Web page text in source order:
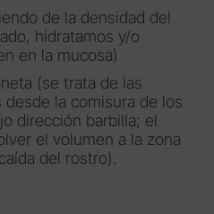
de la densidad del
hidratamos y/o
en la mucosa)
(se trata de las
desde la comisura de los
dirección barbilla; el
el volumen a la zona
del rostro).